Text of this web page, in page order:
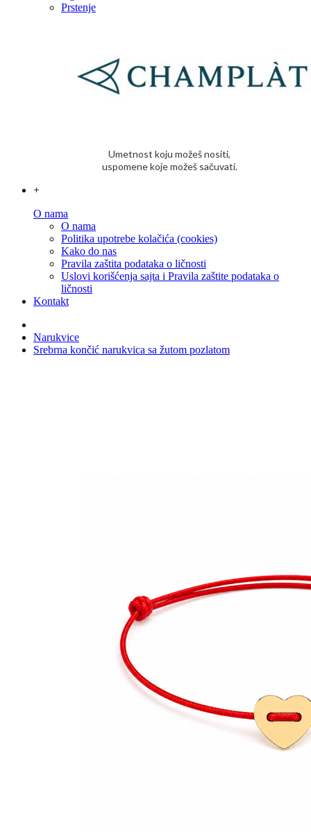
Prstenje
Umetnost koju možeš nositi,
uspomene koje možeš sačuvati.
+
O nama
O nama
Politika upotrebe kolačića (cookies)
Kako do nas
Pravila zaštita podataka o ličnosti
Uslovi korišćenja sajta i Pravila zaštite podataka o
ličnosti
Kontakt
Narukvice
Srebrna končić narukvica sa žutom pozlatom